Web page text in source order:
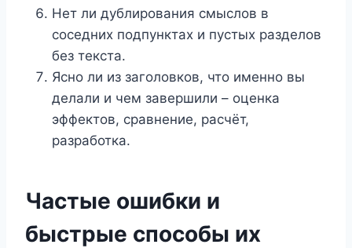
Нет ли дублирования смыслов в
соседних подпунктах и пустых разделов
без текста.
Ясно ли из заголовков, что именно вы
делали и чем завершили – оценка
эффектов, сравнение, расчёт,
разработка.
Частые ошибки и
быстрые способы их